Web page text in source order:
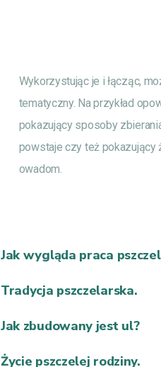
Wykorzystując je i łącząc,
tematyczny. Na przykład
pokazujący sposoby
powstaje czy też pokazujący
owadom.
Jak wygląda praca
Tradycja pszczelarska.
Jak zbudowany jest ul?
Życie pszczelej rodziny.